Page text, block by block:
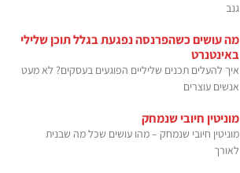
גנב
מה עושים כשהפרנסה נפגעת בגלל תוכן שלילי
באינטנרט
איך להעלים תכנים שליליים הפוגעים בעסקים? לא מעט
אנשים עוצרים
מוניטין חיובי שנמחק
מוניטין חיובי שנמחק – מהו עושים שכל מה שבנית
לאורך